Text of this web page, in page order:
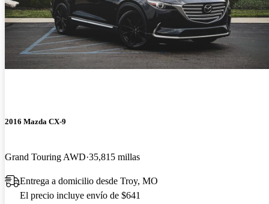
2016 Mazda CX-9
Grand Touring AWD 35,815 millas
Entrega a domicilio desde Troy, MO
El precio incluye envío de $641